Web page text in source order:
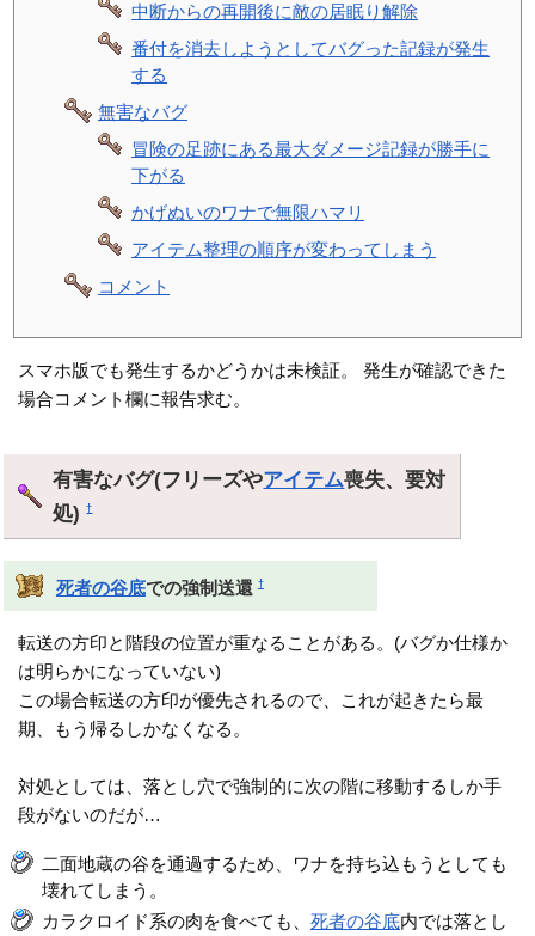
中断からの再開後に敵の居眠り解除
番付を消去しようとしてバグった記録が発生
する
無害なバグ
冒険の足跡にある最大ダメージ記録が勝手に
下がる
かげぬいのワナで無限ハマリ
アイテム整理の順序が変わってしまう
コメント
スマホ版でも発生するかどうかは未検証。 発生が確認できた
場合コメント欄に報告求む。
有害なバグ(フリーズやアイテム喪失、要対
処)†
死者の谷底での強制送還 †
転送の方印と階段の位置が重なることがある。(バグか仕様か
は明らかになっていない)
この場合転送の方印が優先されるので、これが起きたら最
期、もう帰るしかなくなる。
対処としては、落とし穴で強制的に次の階に移動するしか手
段がないのだが…
二面地蔵の谷を通過するため、ワナを持ち込もうとしても
壊れてしまう。
カラクロイド系の肉を食べても、死者の谷底内では落とし